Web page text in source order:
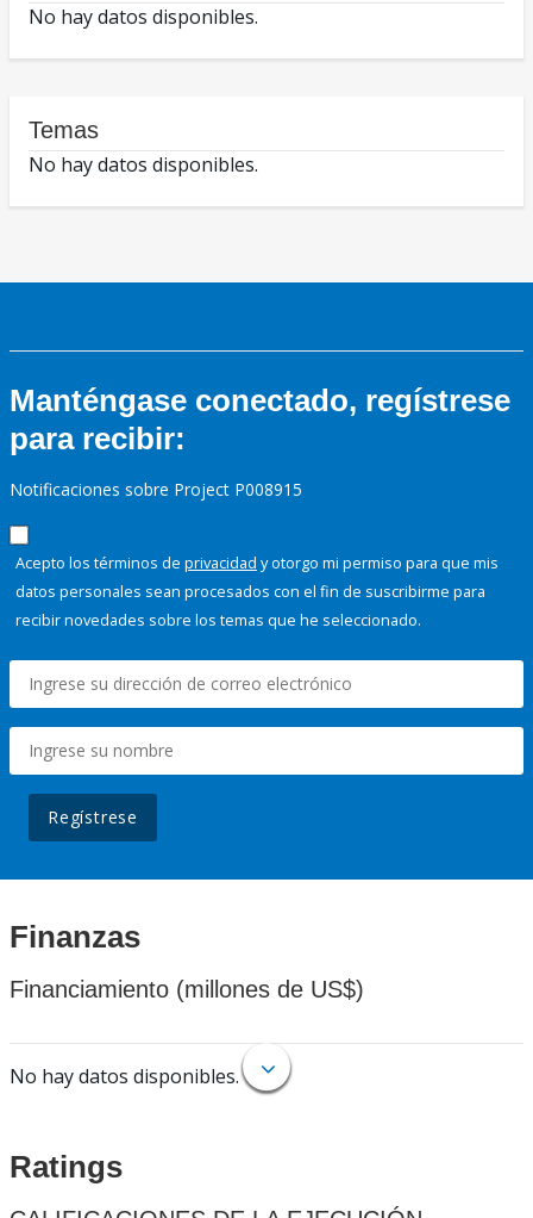
No hay datos disponibles.
Temas
No hay datos disponibles.
Manténgase conectado, regístrese
para recibir:
Notificaciones sobre Project P008915
Acepto los términos de privacidad y otorgo mi permiso para que mis
datos personales sean procesados con el fin de suscribirme para
recibir novedades sobre los temas que he seleccionado.
Regístrese
Finanzas
Financiamiento (millones de US$)
No hay datos disponibles.
Ratings